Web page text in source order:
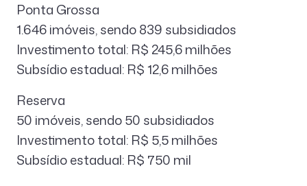
Ponta Grossa
1.646 imóveis, sendo 839 subsidiados
Investimento total: R$ 245,6 milhões
Subsídio estadual: R$ 12,6 milhões
Reserva
50 imóveis, sendo 50 subsidiados
Investimento total: R$ 5,5 milhões
Subsídio estadual: R$ 750 mil